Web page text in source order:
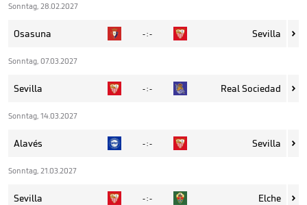
Sonntag, 28.02.2027
Osasuna - : - Sevilla 
Sonntag, 07.03.2027
Sevilla - : - Real Sociedad 
Sonntag, 14.03.2027
Alavés - : - Sevilla 
Sonntag, 21.03.2027
Sevilla - : - Elche 